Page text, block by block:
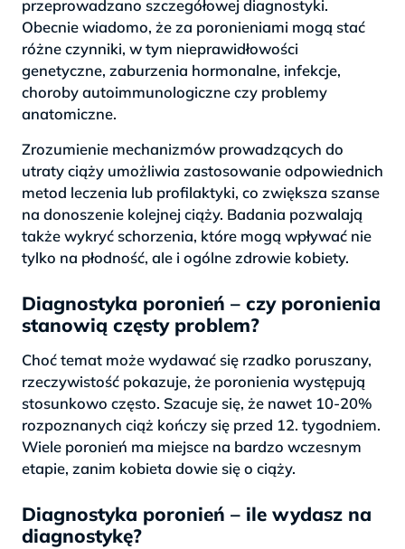
przeprowadzano szczegółowej diagnostyki.
Obecnie wiadomo, że za poronieniami mogą stać
różne czynniki, w tym nieprawidłowości
genetyczne, zaburzenia hormonalne, infekcje,
choroby autoimmunologiczne czy problemy
anatomiczne.
Zrozumienie mechanizmów prowadzących do
utraty ciąży umożliwia zastosowanie odpowiednich
metod leczenia lub profilaktyki, co zwiększa szanse
na donoszenie kolejnej ciąży. Badania pozwalają
także wykryć schorzenia, które mogą wpływać nie
tylko na płodność, ale i ogólne zdrowie kobiety.
Diagnostyka poronień – czy poronienia
stanowią częsty problem?
Choć temat może wydawać się rzadko poruszany,
rzeczywistość pokazuje, że poronienia występują
stosunkowo często. Szacuje się, że nawet 10-20%
rozpoznanych ciąż kończy się przed 12. tygodniem.
Wiele poronień ma miejsce na bardzo wczesnym
etapie, zanim kobieta dowie się o ciąży.
Diagnostyka poronień – ile wydasz na
diagnostykę?